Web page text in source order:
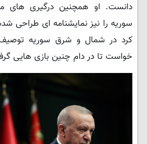
دانست. او همچنین درگیری های
سوریه را نیز نمایشنامه ای طراحی
کرد در شمال و شرق سوریه
خواست تا در دام چنین بازی هایی